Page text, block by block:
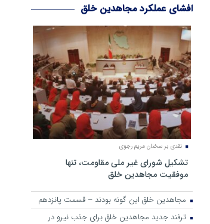
افشای عملکرد مجاهدین خلق
نقدی بر سخنان مریم رجوی
تشکیل شورای غیر ملی مقاومت، تنها
موفقیت مجاهدین خلق
مجاهدین خلق این گونه بودند – قسمت پانزدهم
ترفند جدید مجاهدین خلق برای جذب نیرو در